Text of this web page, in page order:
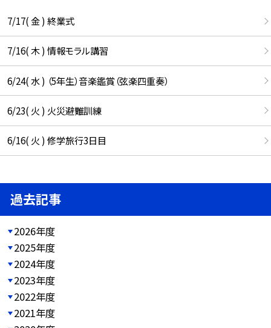
7/17( 金 ) 終業式
7/16( 木 ) 情報モラル講習
6/24( 水 ) （5年生）音楽鑑賞（弦楽四重奏）
6/23( 火 ) 火災避難訓練
6/16( 火 ) 修学旅行3日目
過去記事
2026年度
2025年度
2024年度
2023年度
2022年度
2021年度